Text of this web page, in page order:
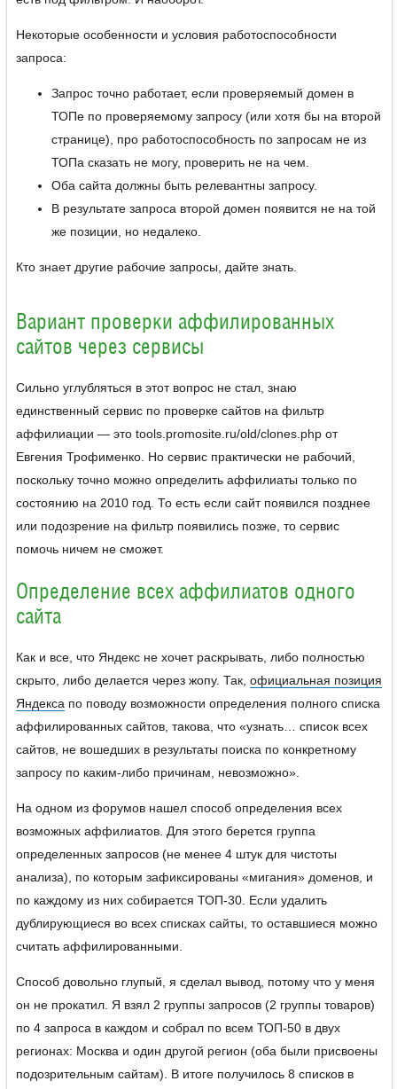
Некоторые особенности и условия работоспособности
запроса:
Запрос точно работает, если проверяемый домен в
ТОПе по проверяемому запросу (или хотя бы на второй
странице), про работоспособность по запросам не из
ТОПа сказать не могу, проверить не на чем.
Оба сайта должны быть релевантны запросу.
В результате запроса второй домен появится не на той
же позиции, но недалеко.
Кто знает другие рабочие запросы, дайте знать.
Вариант проверки аффилированных
сайтов через сервисы
Сильно углубляться в этот вопрос не стал, знаю
единственный сервис по проверке сайтов на фильтр
аффилиации — это tools.promosite.ru/old/clones.php от
Евгения Трофименко. Но сервис практически не рабочий,
поскольку точно можно определить аффилиаты только по
состоянию на 2010 год. То есть если сайт появился позднее
или подозрение на фильтр появились позже, то сервис
помочь ничем не сможет.
Определение всех аффилиатов одного
сайта
Как и все, что Яндекс не хочет раскрывать, либо полностью
скрыто, либо делается через жопу. Так, официальная позиция
Яндекса по поводу возможности определения полного списка
аффилированных сайтов, такова, что «узнать… список всех
сайтов, не вошедших в результаты поиска по конкретному
запросу по каким-либо причинам, невозможно».
На одном из форумов нашел способ определения всех
возможных аффилиатов. Для этого берется группа
определенных запросов (не менее 4 штук для чистоты
анализа), по которым зафиксированы «мигания» доменов, и
по каждому из них собирается ТОП-30. Если удалить
дублирующиеся во всех списках сайты, то оставшиеся можно
считать аффилированными.
Способ довольно глупый, я сделал вывод, потому что у меня
он не прокатил. Я взял 2 группы запросов (2 группы товаров)
по 4 запроса в каждом и собрал по всем ТОП-50 в двух
регионах: Москва и один другой регион (оба были присвоены
подозрительным сайтам). В итоге получилось 8 списков в